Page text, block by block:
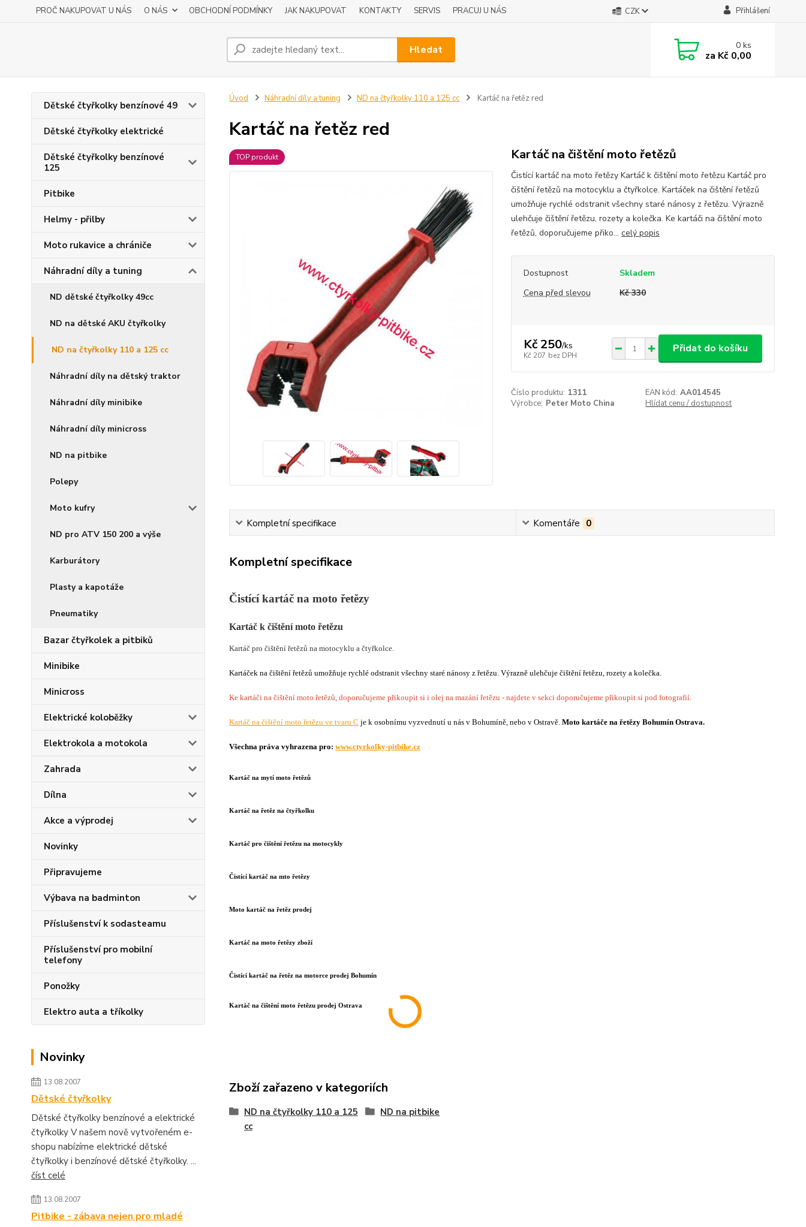
PROČ NAKUPOVAT U NÁS O NÁS OBCHODNÍ PODMÍNKY JAK NAKUPOVAT KONTAKTY SERVIS PRACUJ U NÁS CZK Přihlášení
Hledat 0ks
za Kč 0,00
Dětské čtyřkolky benzínové 49
Dětské čtyřkolky elektrické
Dětské čtyřkolky benzínové
125
Pitbike
Helmy - přilby
Moto rukavice a chrániče
Náhradní díly a tuning
ND dětské čtyřkolky 49cc
ND na dětské AKU čtyřkolky
ND na čtyřkolky 110 a 125 cc
Náhradní díly na dětský traktor
Náhradní díly minibike
Náhradní díly minicross
ND na pitbike
Polepy
Moto kufry
ND pro ATV 150 200 a výše
Karburátory
Plasty a kapotáže
Pneumatiky
Bazar čtyřkolek a pitbiků
Minibike
Minicross
Elektrické koloběžky
Elektrokola a motokola
Zahrada
Dílna
Akce a výprodej
Novinky
Připravujeme
Výbava na badminton
Příslušenství k sodasteamu
Příslušenství pro mobilní
telefony
Ponožky
Elektro auta a tříkolky
Novinky
13.08.2007
Dětské čtyřkolky
Dětské čtyřkolky benzínové a elektrické
čtyřkolky V našem nově vytvořeném e-
shopu nabízíme elektrické dětské
čtyřkolky i benzínové dětské čtyřkolky. ...
číst celé
13.08.2007
Pitbike - zábava nejen pro mladé
Úvod Náhradní díly a tuning ND na čtyřkolky 110 a 125 cc Kartáč na řetěz red
Kartáč na řetěz red
TOP produkt Kartáč na čištění moto řetězů
Čistící kartáč na moto řetězy Kartáč k čištění moto řetězu Kartáč pro
čištění řetězů na motocyklu a čtyřkolce. Kartáček na čištění řetězů
umožňuje rychlé odstranit všechny staré nánosy z řetězu. Výrazně
ulehčuje čištění řetězu, rozety a kolečka. Ke kartáči na čištění moto
řetězů, doporučujeme přiko... celý popis
Dostupnost
Skladem
Cena před slevou
Kč 330
Kč 250/ks
Kč 207 bez DPH
Přidat do košíku
Číslo produktu: 1311 EAN kód: AA014545
Výrobce: Peter Moto China Hlídat cenu / dostupnost
Kompletní specifikace Komentáře 0
Kompletní specifikace
Čistící kartáč na moto řetězy
Kartáč k čištění moto řetězu
Kartáč pro čištění řetězů na motocyklu a čtyřkolce.
Kartáček na čištění řetězů umožňuje rychlé odstranit všechny staré nánosy z řetězu. Výrazně ulehčuje čištění řetězu, rozety a kolečka.
Ke kartáči na čištění moto řetězů, doporučujeme přikoupit si i olej na mazání řetězu - najdete v sekci doporučujeme přikoupit si pod fotografií.
Kartáč na čištění moto řetězu ve tvaru C je k osobnímu vyzvednutí u nás v Bohumíně, nebo v Ostravě. Moto kartáče na řetězy Bohumín Ostrava.
Všechna práva vyhrazena pro: www.ctyrkolky-pitbike.cz
Kartáč na mytí moto řetězů
Kartáč na řetěz na čtyřkolku
Kartáč pro čištění řetězu na motocykly
Čistící kartáč na mto řetězy
Moto kartáč na řetěz prodej
Kartáč na moto řetězy zboží
Čistící kartáč na řetěz na motorce prodej Bohumín
Kartáč na čištění moto řetězu prodej Ostrava
Zboží zařazeno v kategoriích
ND na čtyřkolky 110 a 125
cc
ND na pitbike